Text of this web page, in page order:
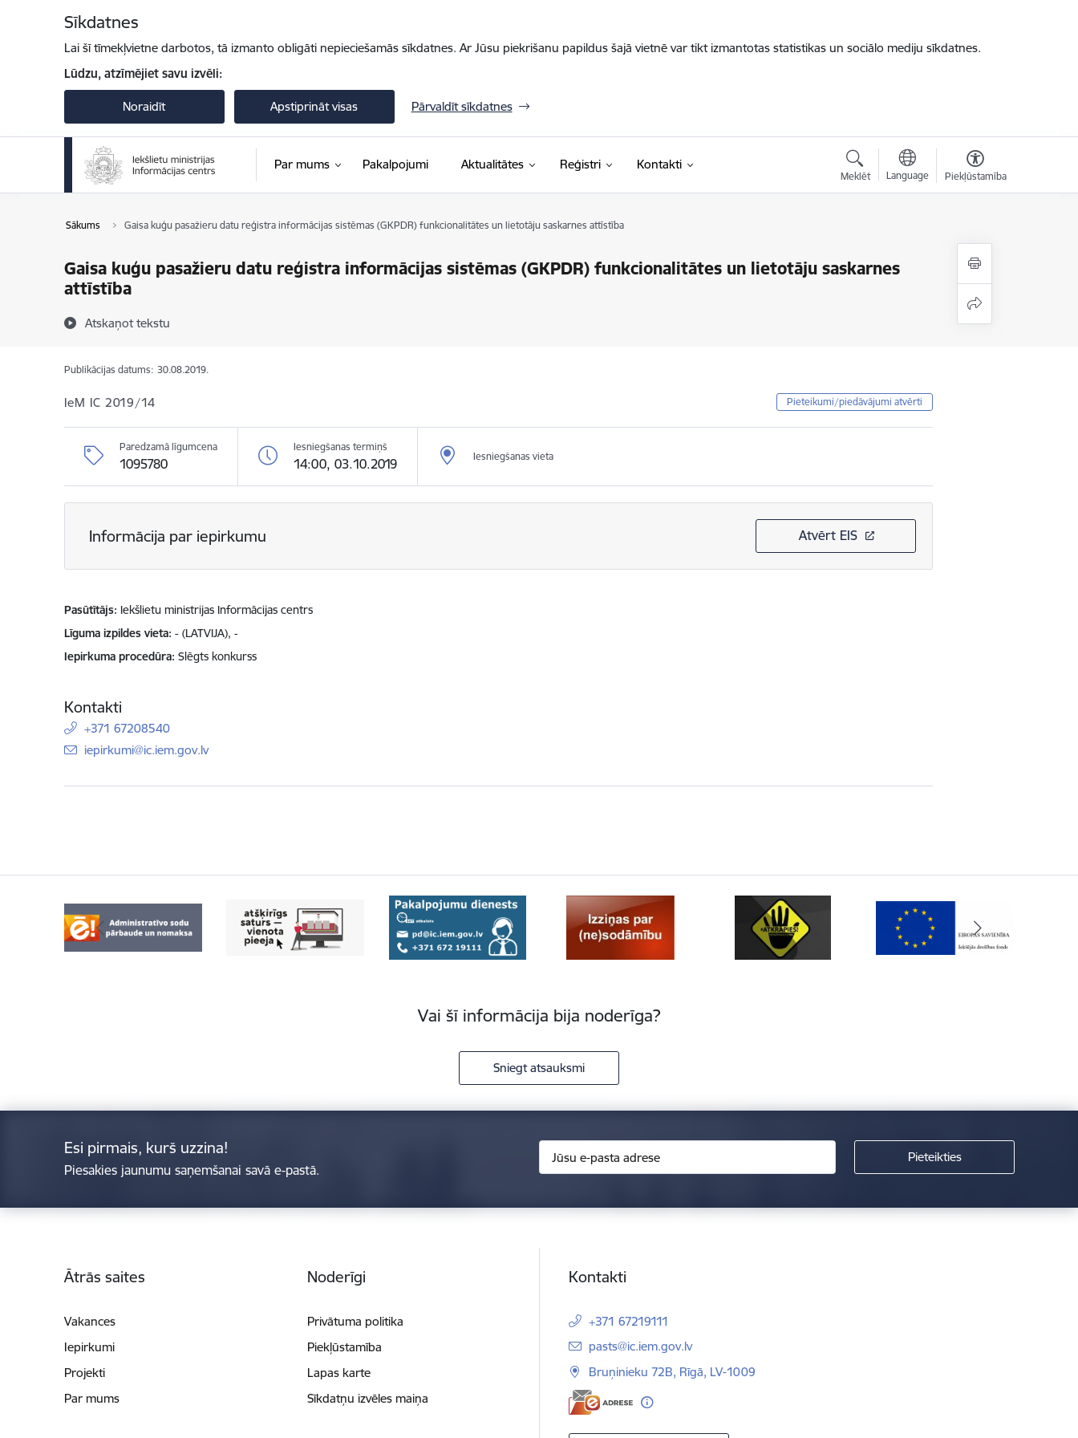
Sīkdatnes
Lai šī tīmekļvietne darbotos, tā izmanto obligāti nepieciešamās sīkdatnes. Ar Jūsu piekrišanu papildus šajā vietnē var tikt izmantotas statistikas un sociālo mediju sīkdatnes.
Lūdzu, atzīmējiet savu izvēli:
Noraidīt Apstiprināt visas Pārvaldīt sīkdatnes
Par mums Pakalpojumi Aktualitātes Reģistri Kontakti
Meklēt Language Piekļūstamība
Sākums Gaisa kuģu pasažieru datu reģistra informācijas sistēmas (GKPDR) funkcionalitātes un lietotāju saskarnes attīstība
Gaisa kuģu pasažieru datu reģistra informācijas sistēmas (GKPDR) funkcionalitātes un lietotāju saskarnes
attīstība
Atskaņot tekstu
Publikācijas datums: 30.08.2019.
IeM IC 2019/14 Pieteikumi/piedāvājumi atvērti
Paredzamā līgumcena
1095780
Iesniegšanas termiņš
14:00, 03.10.2019 Iesniegšanas vieta
Informācija par iepirkumu Atvērt EIS
Pasūtītājs Iekšlietu ministrijas Informācijas centrs
Līguma izpildes vieta - (LATVIJA), -
Iepirkuma procedūra Slēgts konkurss
Kontakti
+371 67208540
E-pasts:
iepirkumi@ic.iem.gov.lv
Vai šī informācija bija noderīga?
Sniegt atsauksmi
Esi pirmais, kurš uzzina!
Piesakies jaunumu saņemšanai savā e-pastā.
Ātrās saites
Vakances
Iepirkumi
Projekti
Par mums
Noderīgi
Privātuma politika
Piekļūstamība
Lapas karte
Sīkdatņu izvēles maiņa
Kontakti
+371 67219111
E-pasts:
pasts@ic.iem.gov.lv
Bruņinieku 72B, Rīgā, LV-1009